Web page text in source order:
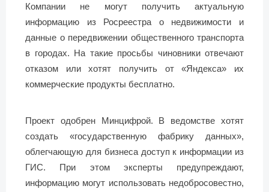
Компании не могут получить актуальную
информацию из Росреестра о недвижимости и
данные о передвижении общественного транспорта
в городах. На такие просьбы чиновники отвечают
отказом или хотят получить от «Яндекса» их
коммерческие продукты бесплатно.
Проект одобрен Минцифрой. В ведомстве хотят
создать «государственную фабрику данных»,
облегчающую для бизнеса доступ к информации из
ГИС. При этом эксперты предупреждают,
информацию могут использовать недобросовестно,